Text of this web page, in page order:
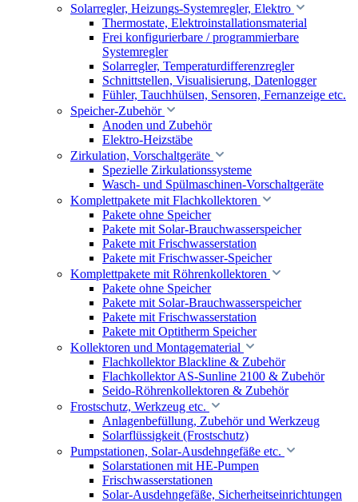
Solarregler, Heizungs-Systemregler, Elektro
Thermostate, Elektroinstallationsmaterial
Frei konfigurierbare / programmierbare
Systemregler
Solarregler, Temperaturdifferenzregler
Schnittstellen, Visualisierung, Datenlogger
Fühler, Tauchhülsen, Sensoren, Fernanzeige etc.
Speicher-Zubehör
Anoden und Zubehör
Elektro-Heizstäbe
Zirkulation, Vorschaltgeräte
Spezielle Zirkulationssysteme
Wasch- und Spülmaschinen-Vorschaltgeräte
Komplettpakete mit Flachkollektoren
Pakete ohne Speicher
Pakete mit Solar-Brauchwasserspeicher
Pakete mit Frischwasserstation
Pakete mit Frischwasser-Speicher
Komplettpakete mit Röhrenkollektoren
Pakete ohne Speicher
Pakete mit Solar-Brauchwasserspeicher
Pakete mit Frischwasserstation
Pakete mit Optitherm Speicher
Kollektoren und Montagematerial
Flachkollektor Blackline & Zubehör
Flachkollektor AS-Sunline 2100 & Zubehör
Seido-Röhrenkollektoren & Zubehör
Frostschutz, Werkzeug etc.
Anlagenbefüllung, Zubehör und Werkzeug
Solarflüssigkeit (Frostschutz)
Pumpstationen, Solar-Ausdehngefäße etc.
Solarstationen mit HE-Pumpen
Frischwasserstationen
Solar-Ausdehngefäße, Sicherheitseinrichtungen